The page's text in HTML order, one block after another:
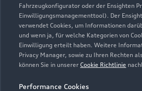
Fahrzeugkonfigurator oder der Ensighten
Einwilligungsmanagementtool). Der
verwendet Cookies, um Informationen
und wenn ja, für welche Kategorien von
Einwilligung erteilt haben. Weitere
Privacy Manager, sowie zu Ihren Rechten
können Sie in unserer Cookie Richtlinie
Performance Cookies
Geschlossen,öffnet am
Service
Geschlossen,öffnet am
Geschlossen,öffnet am